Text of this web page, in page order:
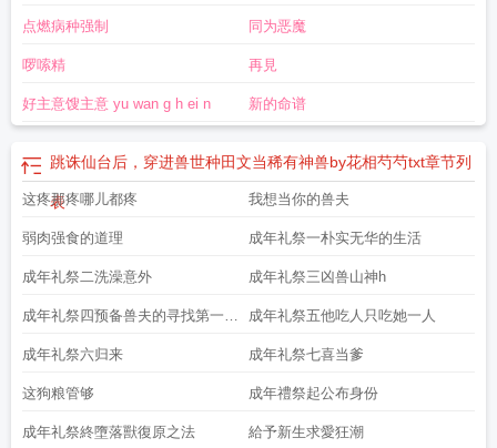
点燃病种强制 同为恶魔
啰嗦精 再見
好主意馊主意 yu wan g h ei n 新的命谱
跳诛仙台后，穿进兽世种田文当稀有神兽by花相芍芍txt章节列
表
这疼那疼哪儿都疼 我想当你的兽夫
弱肉强食的道理 成年礼祭一朴实无华的生活
成年礼祭二洗澡意外 成年礼祭三凶兽山神h
成年礼祭四预备兽夫的寻找第一兽
夫的诞
成年礼祭五他吃人只吃她一人
成年礼祭六归来 成年礼祭七喜当爹
这狗粮管够 成年禮祭起公布身份
成年礼祭終墮落獸復原之法 給予新生求愛狂潮